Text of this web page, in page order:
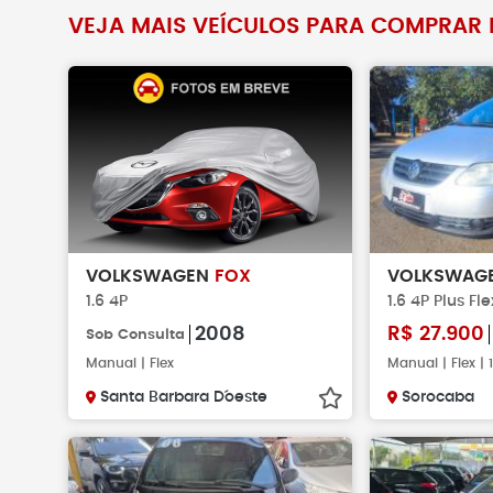
VEJA MAIS VEÍCULOS PARA
VOLKSWAGEN FOX
1.6 4P
Sob Consulta 2008
Manual | Flex
Santa Barbara D´oeste
1.6 4P Plus
R$ 27.900
Manual | Flex |
Sorocaba
Não faça
existe.